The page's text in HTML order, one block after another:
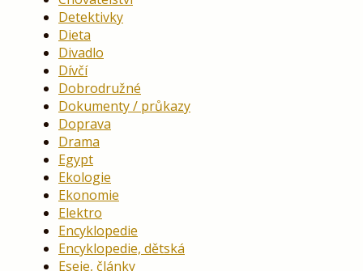
Detektivky
Dieta
Divadlo
Dívčí
Dobrodružné
Dokumenty / průkazy
Doprava
Drama
Egypt
Ekologie
Ekonomie
Elektro
Encyklopedie
Encyklopedie, dětská
Eseje, články